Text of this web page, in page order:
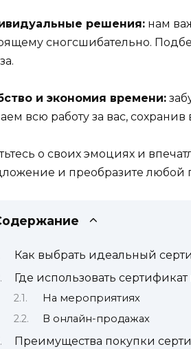
решения: нам
сногсшибательно.
и экономия времени:
всю работу за вас,
о своих эмоциях и
и преобразите любой
Как выбрать идеальный
Где использовать
На мероприятиях
В онлайн-продажах
Преимущества покупки